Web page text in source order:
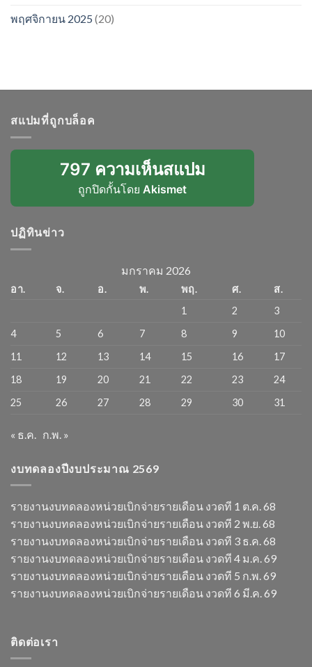
พฤศจิกายน 2025 (20)
สแปมที่ถูกบล็อค
797 ความเห็นสแปม
ถูกปิดกั้นโดย Akismet
ปฏิทินข่าว
มกราคม 2026
อา. จ. อ. พ. พฤ. ศ.
ส.
1
2
3
4
5 6 7 8 9
10
11
12 13 14 15 16
17
18
19 20 21 22 23
24
25
26 27 28 29 30 31
« ธ.ค. ก.พ. »
งบทดลองปีงบประมาณ 2569
รายงานงบทดลองหน่วยเบิกจ่ายรายเดือน งวดที 1 ต.ค. 68
รายงานงบทดลองหน่วยเบิกจ่ายรายเดือน งวดที 2 พ.ย. 68
รายงานงบทดลองหน่วยเบิกจ่ายรายเดือน งวดที 3 ธ.ค. 68
รายงานงบทดลองหน่วยเบิกจ่ายรายเดือน งวดที 4 ม.ค. 69
รายงานงบทดลองหน่วยเบิกจ่ายรายเดือน งวดที 5 ก.พ. 69
รายงานงบทดลองหน่วยเบิกจ่ายรายเดือน งวดที 6 มี.ค. 69
ติดต่อเรา